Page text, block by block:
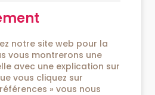
notre site web pour la
vous montrerons une
avec une explication sur
vous cliquez sur
» vous nous